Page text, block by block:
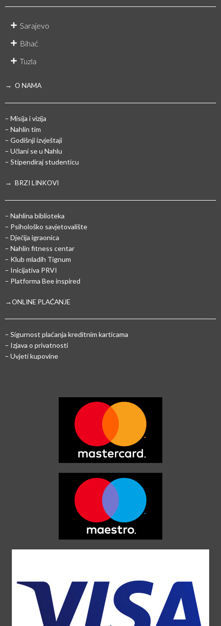
Sarajevo
Bihać
Tuzla
→ O NAMA
– Misija i vizija
– Nahlin tim
– Godišnji izvještaji
– Učlani se u Nahlu
– Stipendiraj studenticu
→ BRZI LINKOVI
– Nahlina biblioteka
– Psihološko savjetovalište
– Dječija igraonica
– Nahlin fitness centar
– Klub mladih Tignum
– Inicijativa PRVI
– Platforma Bee inspired
→ONLINE PLAĆANJE
– Sigurnost plaćanja kreditnim karticama
– Izjava o privatnosti
– Uvjeti kupovine